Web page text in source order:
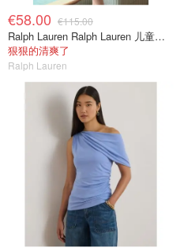
€58.00 €115.00
Ralph Lauren Ralph Lauren 儿童亚麻衬衫
狠狠的清爽了
Ralph Lauren